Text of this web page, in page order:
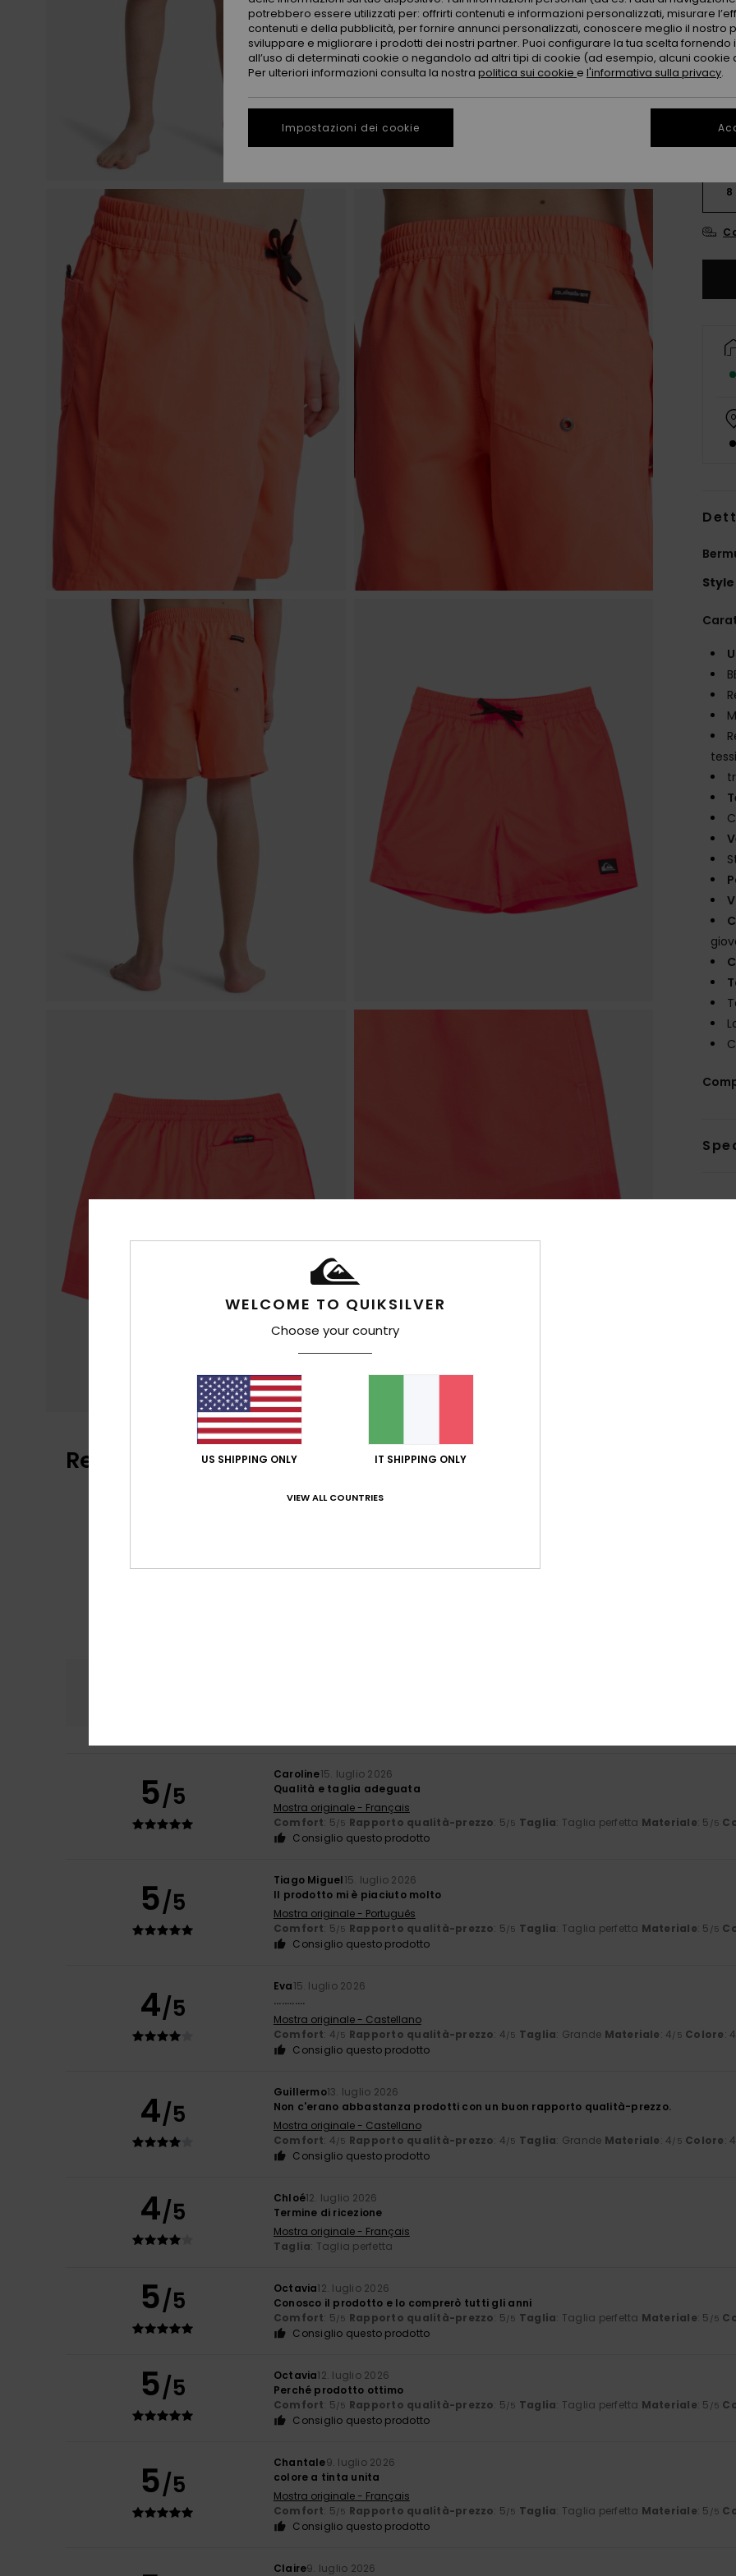
8
Style
Recensioni dei clienti
4.7
5/5
Caroline15. luglio 2026
Qualità e taglia adeguata
Mostra originale - Français
Comfort: 5/5 Rapporto qualità-prezzo: 5/5 Taglia: Taglia perfetta Materiale: 5 /5
Consiglio questo prodotto
5/5
Tiago Miguel15. luglio 2026
Il prodotto mi è piaciuto molto
Mostra originale - Português
Comfort: 5/5 Rapporto qualità-prezzo: 5/5 Taglia: Taglia perfetta Materiale: 5 /5
Consiglio questo prodotto
4/5
Eva15. luglio 2026
............
Mostra originale - Castellano
Comfort: 4/5 Rapporto qualità-prezzo: 4/5 Taglia: Grande Materiale: 4/5 Colore: 4
Consiglio questo prodotto
4/5
Guillermo13. luglio 2026
Non c'erano abbastanza prodotti con un buon rapporto qualità-prezzo.
Mostra originale - Castellano
Comfort: 4/5 Rapporto qualità-prezzo: 4/5 Taglia: Grande Materiale: 4/5 Colore: 4
Consiglio questo prodotto
4/5 Chloé12. luglio 2026
Termine di ricezione
Mostra originale - Français
Taglia: Taglia perfetta
5/5 Octavia12. luglio 2026
Conosco il prodotto e lo comprerò tutti gli anni
Comfort: 5/5 Rapporto qualità-prezzo: 5/5 Taglia: Taglia perfetta Materiale: 5 /5
Consiglio questo prodotto
5/5 Octavia12. luglio 2026
Perché prodotto ottimo
Comfort: 5/5 Rapporto qualità-prezzo: 5/5 Taglia: Taglia perfetta Materiale: 5 /5
Consiglio questo prodotto
5/5
Chantale9. luglio 2026
colore a tinta unita
Mostra originale - Français
Comfort: 5/5 Rapporto qualità-prezzo: 5/5 Taglia: Taglia perfetta Materiale: 5 /5
Consiglio questo prodotto
Claire9. luglio 2026
WELCOME TO QUIKSILVER
Choose your country
US SHIPPING ONLY IT SHIPPING ONLY
VIEW ALL COUNTRIES
potrebbero essere utilizzati per: offrirti contenuti e informazioni personalizzati, misurare
contenuti e della pubblicità, per fornire annunci personalizzati, conoscere meglio il nostro
sviluppare e migliorare i prodotti dei nostri partner. Puoi configurare la tua scelta fornendo
all’uso di determinati cookie o negandolo ad altri tipi di cookie (ad esempio, alcuni cookie
Per ulteriori informazioni consulta la nostra politica sui cookie e l'informativa sulla privacy.
Impostazioni dei cookie